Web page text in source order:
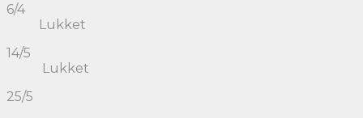
6/4
Lukket
14/5
Lukket
25/5